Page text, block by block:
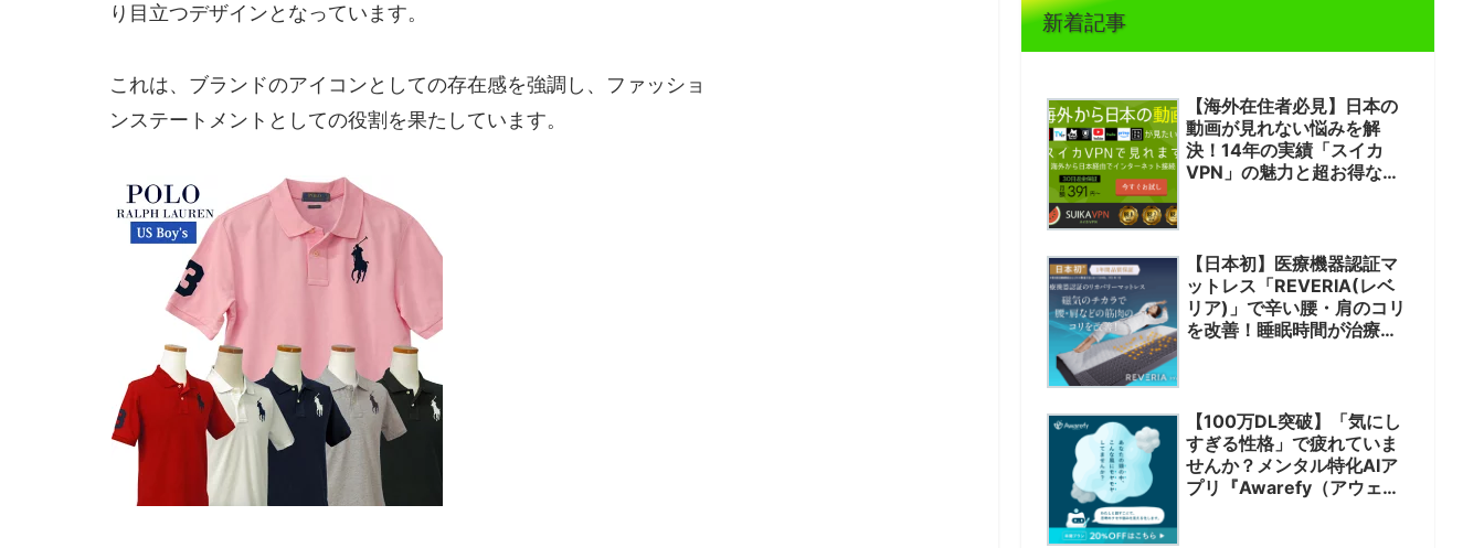
り目立つデザインとなっています。
これは、ブランドのアイコンとしての存在感を強調し、ファッショ
ンステートメントとしての役割を果たしています。
新着記事
【海外在住者必見】日本の
動画が見れない悩みを解
決！14年の実績「スイカ
VPN」の魅力と超お得な限
【日本初】医療機器認証マ
ットレス「REVERIA(レベ
リア)」で辛い腰・肩のコリ
を改善！睡眠時間が治療に
【100万DL突破】「気にし
すぎる性格」で疲れていま
せんか？メンタル特化AIア
プリ『Awarefy（アウェア